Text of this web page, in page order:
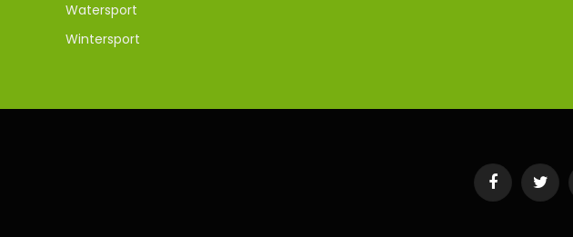
Watersport
Wintersport
FacebookTwitter